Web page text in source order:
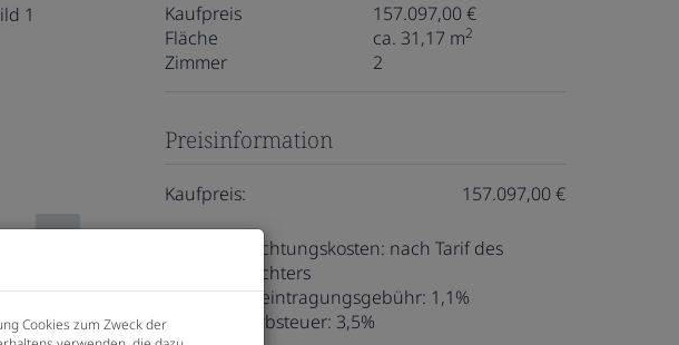
Kaufpreis
157.097,00 €
Fläche
ca. 31,17 m2
Zimmer 2
Preisinformation
Kaufpreis: 157.097,00 €
Vertragserrichtungskosten: nach Tarif des
Vertragserrichters
Grundbucheintragungsgebühr: 1,1%
Grunderwerbsteuer: 3,5%
Cookies zum Zweck der